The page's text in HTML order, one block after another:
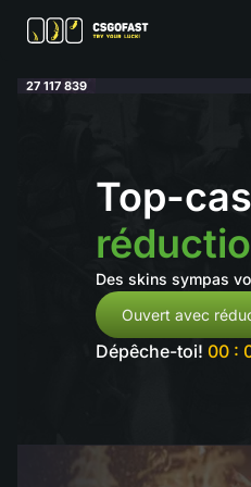
27 117 839
Top-
Des skins sympas
Ouvert avec
Dépêche-toi! 00 :